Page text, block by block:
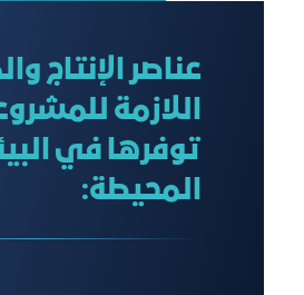
عناصر الإنتاج
اللازمة
توفرها في
المحيطة: